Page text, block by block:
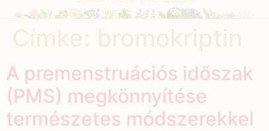
A premenstruációs időszak
(PMS) megkönnyítése
természetes módszerekkel